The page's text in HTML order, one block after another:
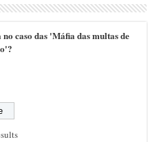
caso das 'Máfia das multas de